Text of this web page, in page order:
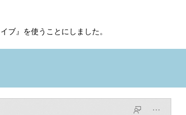
ブ』を使うことにしました。